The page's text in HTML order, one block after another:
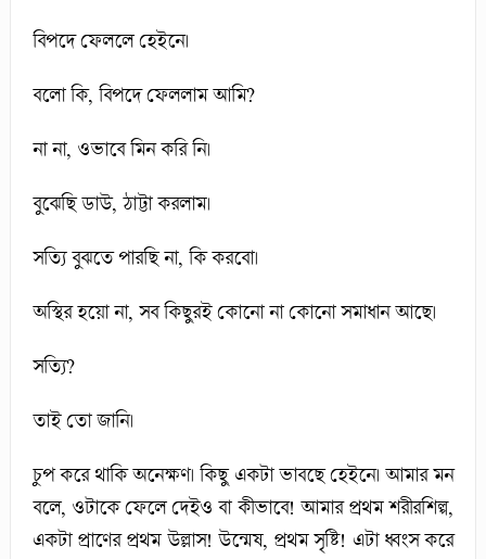
বিপদে ফেললে হেইনে।
বলো কি, বিপদে ফেললাম আমি?
না না, ওভাবে মিন করি নি।
বুঝেছি ডাউ, ঠাট্টা করলাম।
সত্যি বুঝতে পারছি না, কি করবো।
অস্থির হয়ো না, সব কিছুরই কোনো না কোনো সমাধান আছে।
সত্যি?
তাই তো জানি।
চুপ করে থাকি অনেক্ষণ। কিছু একটা ভাবছে হেইনে। আমার মন
বলে, ওটাকে ফেলে দেইও বা কীভাবে! আমার প্রথম শরীরশিল্প,
একটা প্রাণের প্রথম উল্লাস! উন্মেষ, প্রথম সৃষ্টি! এটা ধ্বংস করে